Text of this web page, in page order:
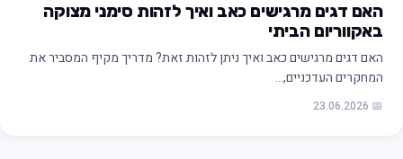
האם דגים מרגישים כאב ואיך לזהות סימני מצוקה
באקווריום הביתי
האם דגים מרגישים כאב ואיך ניתן לזהות זאת? מדריך מקיף המסביר את
המחקרים העדכניים,…
📅 23.06.2026